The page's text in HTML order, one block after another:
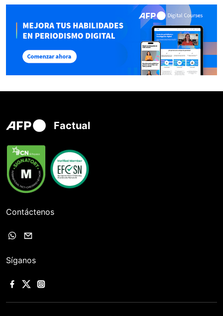
Factual
Contáctenos
Síganos